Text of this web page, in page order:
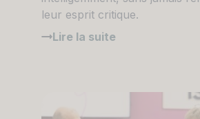
leur esprit critique.
Lire la suite